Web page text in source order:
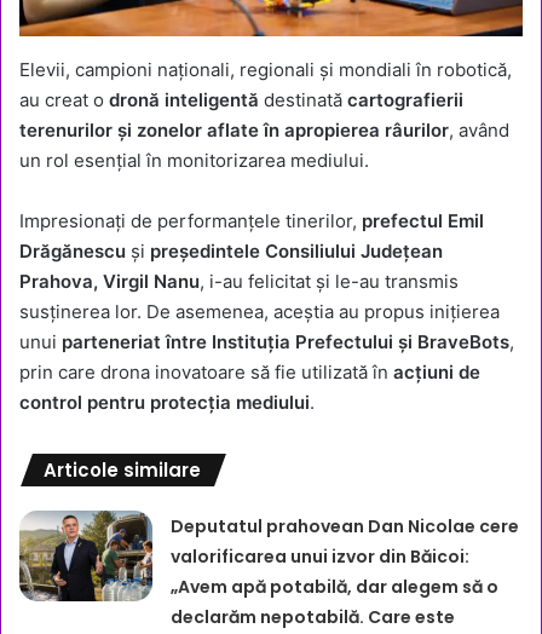
Elevii, campioni naționali, regionali și mondiali în robotică,
au creat o dronă inteligentă destinată cartografierii
terenurilor și zonelor aflate în apropierea râurilor, având
un rol esențial în monitorizarea mediului.
Impresionați de performanțele tinerilor, prefectul Emil
Drăgănescu și președintele Consiliului Județean
Prahova, Virgil Nanu, i-au felicitat și le-au transmis
susținerea lor. De asemenea, aceștia au propus inițierea
unui parteneriat între Instituția Prefectului și BraveBots,
prin care drona inovatoare să fie utilizată în acțiuni de
control pentru protecția mediului.
Articole similare
Deputatul prahovean Dan Nicolae cere
valorificarea unui izvor din Băicoi:
„Avem apă potabilă, dar alegem să o
declarăm nepotabilă. Care este